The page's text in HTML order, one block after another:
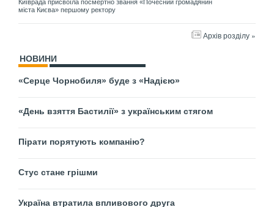
Київрада присвоїла посмертно звання «Почесний громадянин
міста Києва» першому ректору
Архів розділу »
НОВИНИ
«Серце Чорнобиля» буде з «Надією»
«День взяття Бастилії» з українським стягом
Пірати порятують компанію?
Стус стане грішми
Україна втратила впливового друга